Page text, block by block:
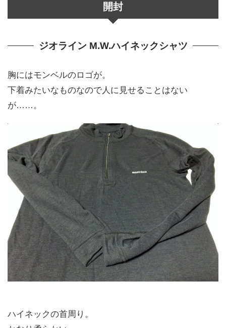
開封
ジオライン M.W.ハイネックシャツ
胸にはモンベルのロゴが。
下着みたいなものなので人に見せることはない
が……。
ハイネックの首周り。